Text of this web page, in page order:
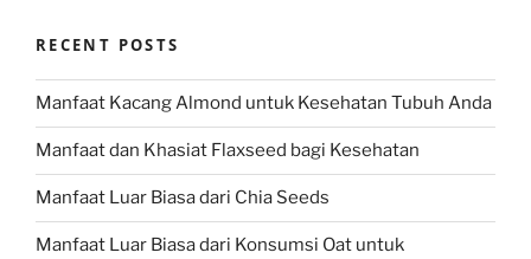
RECENT POSTS
Manfaat Kacang Almond untuk Kesehatan Tubuh Anda
Manfaat dan Khasiat Flaxseed bagi Kesehatan
Manfaat Luar Biasa dari Chia Seeds
Manfaat Luar Biasa dari Konsumsi Oat untuk